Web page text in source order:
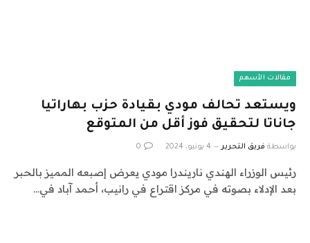
مقالات الأسهم
ويستعد تحالف مودي بقيادة حزب بهاراتيا
جاناتا لتحقيق فوز أقل من المتوقع
بواسطة فريق التحرير 4 يونيو، 2024 0
رئيس الوزراء الهندي ناريندرا مودي يعرض إصبعه المميز بالحبر
بعد الإدلاء بصوته في مركز اقتراع في رانيب، أحمد آباد في…